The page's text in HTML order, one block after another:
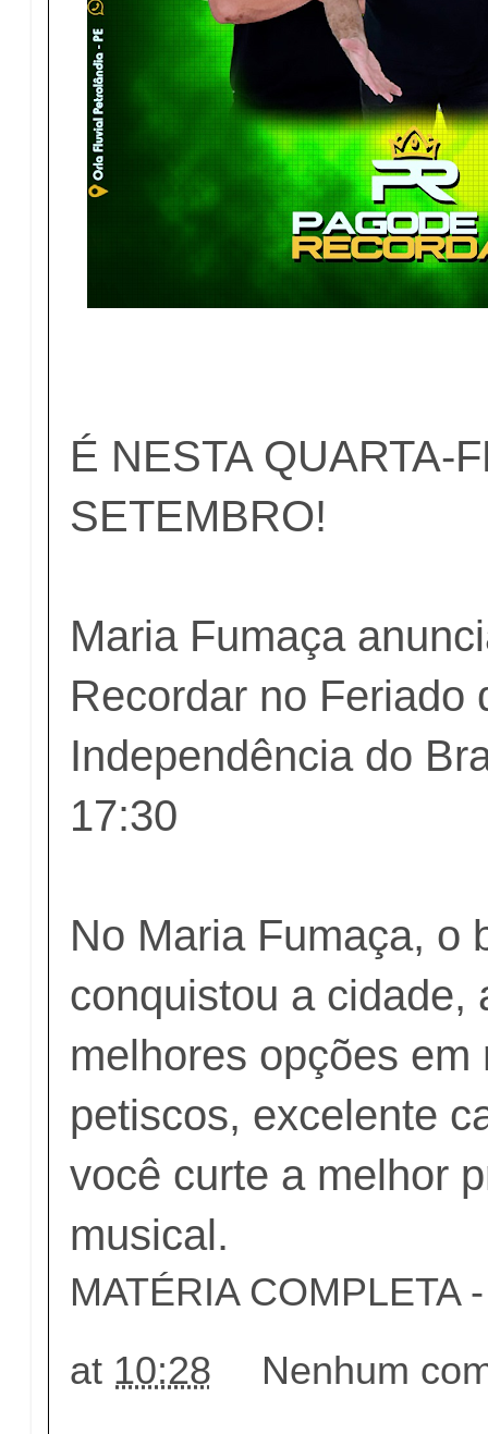
É NESTA QUARTA-
SETEMBRO!
Maria Fumaça
Recordar no Feriado
Independência do
17:30
No Maria Fumaça, o
conquistou a cidade,
melhores opções em
petiscos, excelente
você curte a melhor
musical.
MATÉRIA COMPLETA
at 10:28 Nenhum